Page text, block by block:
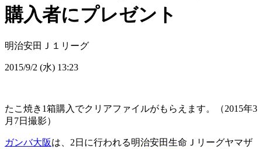
購入者にプレゼント
明治安田Ｊ１リーグ
2015/9/2 (水) 13:23
たこ焼き1箱購入でクリアファイルがもらえます。（2015年3
月7日撮影）
ガンバ大阪は、2日に行われる明治安田生命Ｊリーグヤマザ